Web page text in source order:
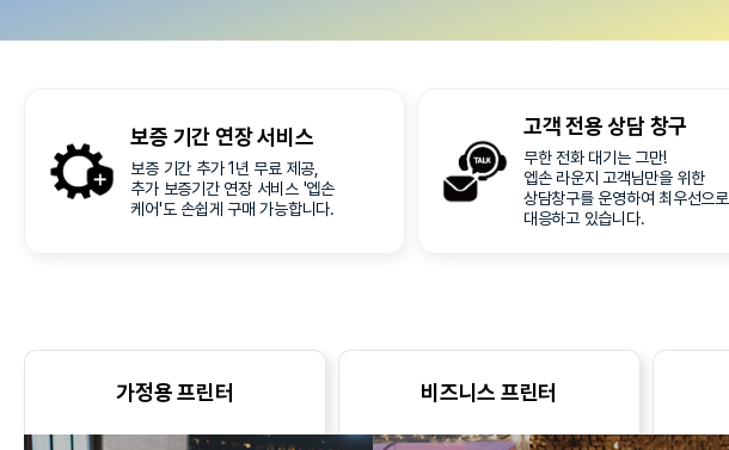
보증 기간 연장 서비스
보증 기간 추가 1년 무료 제공,
추가 보증기간 연장 서비스 '엡손
케어'도 손쉽게 구매 가능합니다.
고객 전용 상담 창구
무한 전화 대기는 그만!
엡손 라운지 고객님만을 위한
상담창구를 운영하여 최우선으로
대응하고 있습니다.
가정용 프린터 비즈니스 프린터